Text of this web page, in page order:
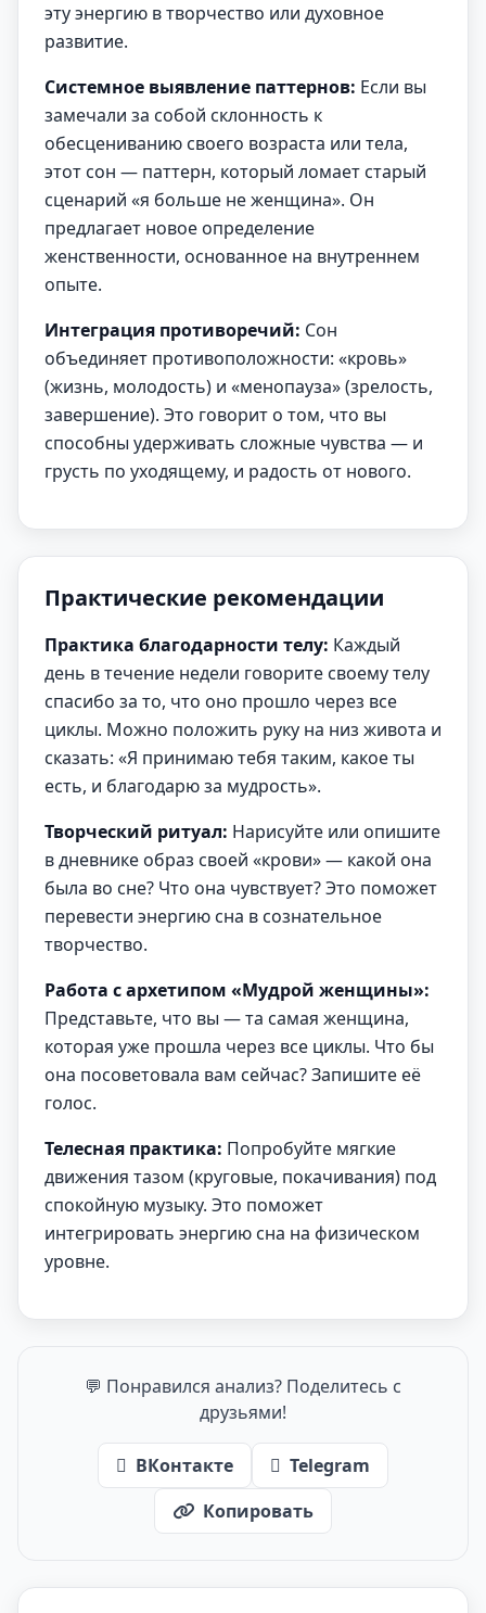
эту энергию в творчество или духовное
развитие.
Системное выявление паттернов: Если вы
замечали за собой склонность к
обесцениванию своего возраста или тела,
этот сон — паттерн, который ломает старый
сценарий «я больше не женщина». Он
предлагает новое определение
женственности, основанное на внутреннем
опыте.
Интеграция противоречий: Сон
объединяет противоположности: «кровь»
(жизнь, молодость) и «менопауза» (зрелость,
завершение). Это говорит о том, что вы
способны удерживать сложные чувства — и
грусть по уходящему, и радость от нового.
Практические рекомендации
Практика благодарности телу: Каждый
день в течение недели говорите своему телу
спасибо за то, что оно прошло через все
циклы. Можно положить руку на низ живота и
сказать: «Я принимаю тебя таким, какое ты
есть, и благодарю за мудрость».
Творческий ритуал: Нарисуйте или опишите
в дневнике образ своей «крови» — какой она
была во сне? Что она чувствует? Это поможет
перевести энергию сна в сознательное
творчество.
Работа с архетипом «Мудрой женщины»:
Представьте, что вы — та самая женщина,
которая уже прошла через все циклы. Что бы
она посоветовала вам сейчас? Запишите её
голос.
Телесная практика: Попробуйте мягкие
движения тазом (круговые, покачивания) под
спокойную музыку. Это поможет
интегрировать энергию сна на физическом
уровне.
💬 Понравился анализ? Поделитесь с
друзьями!
ВКонтакте
Telegram
Копировать